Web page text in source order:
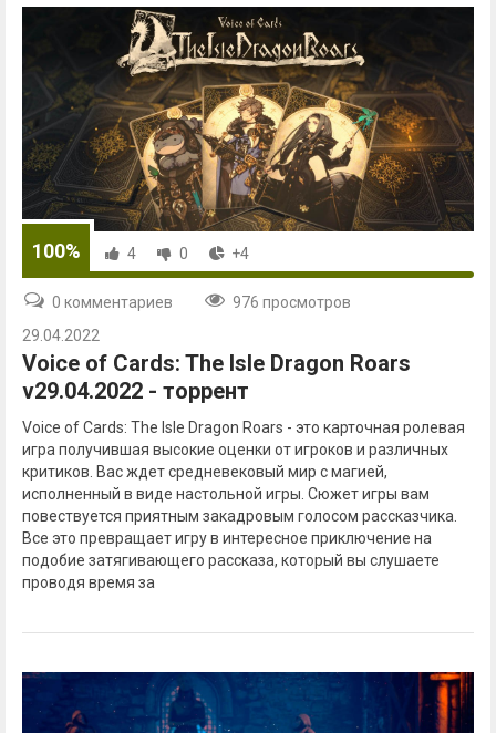
100% 4 0 +4
0 комментариев
976 просмотров
29.04.2022
Voice of Cards: The Isle Dragon Roars
v29.04.2022 - торрент
Voice of Cards: The Isle Dragon Roars - это карточная ролевая
игра получившая высокие оценки от игроков и различных
критиков. Вас ждет средневековый мир с магией,
исполненный в виде настольной игры. Сюжет игры вам
повествуется приятным закадровым голосом рассказчика.
Все это превращает игру в интересное приключение на
подобие затягивающего рассказа, который вы слушаете
проводя время за